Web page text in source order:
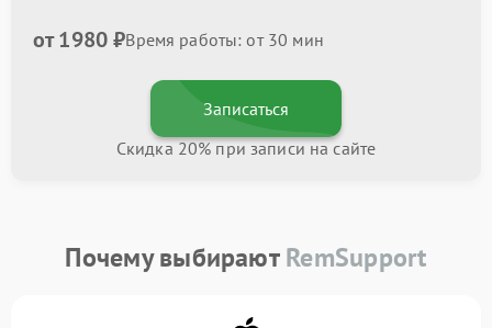
от 1980 ₽Время работы: от 30 мин
Записаться
Скидка 20% при записи на сайте
Почему выбираютRemSupport